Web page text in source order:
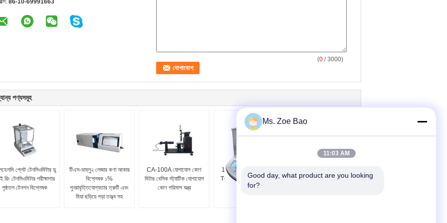
86-10-69991663
(0 / 3000)
পণ্যসমূহ
প্লেট টেনসিওমিটার ডু
রিং টেনসিওমিটার পরীক্ষাগার
পৃষ্ঠতল টেনশন বিশ্লেষক
টিএস-ডাব্লু২ লেজার কণা আকার
বিশ্লেষক ১%
পুনরাবৃত্তিযোগ্যতার ত্রুটি এবং
মিয়া ছড়িয়ে পড়া তত্ত্ব সহ
CA-100A যোগাযোগ কোণ
মিটার বেসিক স্ট্যাটিক যোগাযোগ
কোণ পরিমাপ যন্ত্র
100W টাচ অপারেশন জিবি /
T6541-86 সারফেস টেনশন
মিটার
টেনশন মিটার R9.55 মিমি
Ms. Zoe Bao
11:03 AM
Good day, what product are you looking
for?